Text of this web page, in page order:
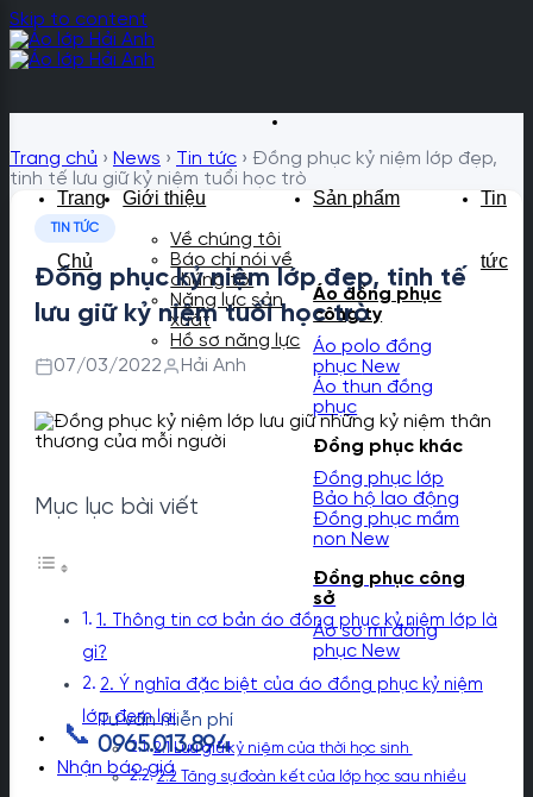
Skip to content
Trang
Chủ
Giới thiệu
Về chúng tôi
Báo chí nói về
chúng tôi
Năng lực sản
xuất
Hồ sơ năng lực
Sản phẩm
Áo đồng phục
công ty
Áo polo đồng
phục
Áo thun đồng
phục
Đồng phục khác
Đồng phục lớp
Bảo hộ lao động
Đồng phục mầm
non
Đồng phục công
sở
Áo sơ mi đồng
phục
Tin
tức
📞
Tư vấn miễn phí
0965.013.894
Nhận báo giá
Trang chủ › News › Tin tức › Đồng phục kỷ niệm lớp đẹp,
tinh tế lưu giữ kỷ niệm tuổi học trò
TIN TỨC
Đồng phục kỷ niệm lớp đẹp, tinh tế
lưu giữ kỷ niệm tuổi học trò
07/03/2022 Hải Anh
Mục lục bài viết
1. Thông tin cơ bản áo đồng phục kỷ niệm lớp là
gì?
2. Ý nghĩa đặc biệt của áo đồng phục kỷ niệm
lớp đem lại
2.1 Lưu giữ kỷ niệm của thời học sinh
2.2 Tăng sự đoàn kết của lớp học sau nhiều